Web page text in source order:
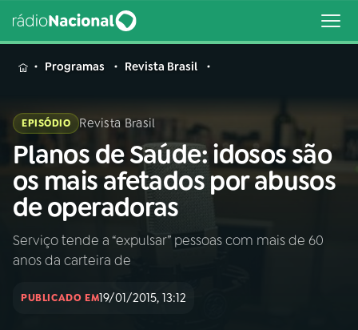
MENU
Buscar
na
Rádio
Nacional
Buscar
AO VIVO
INÍCIO
Programas Revista Brasil
EPISÓDIO Revista Brasil
Planos de Saúde: idosos são
os mais afetados por abusos
de operadoras
Serviço tende a “expulsar” pessoas com mais de 60
anos da carteira de
PUBLICADO EM19/01/2015, 13:12